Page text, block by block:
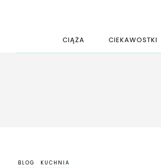
CIĄŻA CIEKAWOSTKI
BLOG KUCHNIA